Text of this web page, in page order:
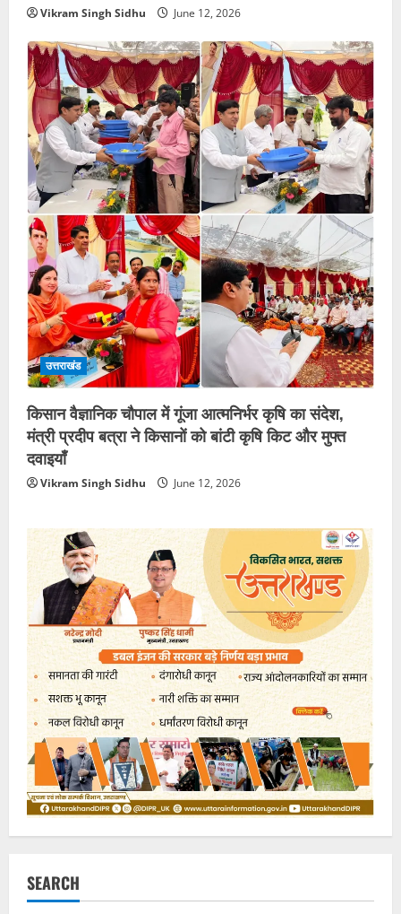
Vikram Singh Sidhu June 12, 2026
उत्तराखंड
किसान वैज्ञानिक चौपाल में गूंजा आत्मनिर्भर कृषि का संदेश,
मंत्री प्रदीप बत्रा ने किसानों को बांटी कृषि किट और मुफ्त
दवाइयाँ
Vikram Singh Sidhu June 12, 2026
SEARCH